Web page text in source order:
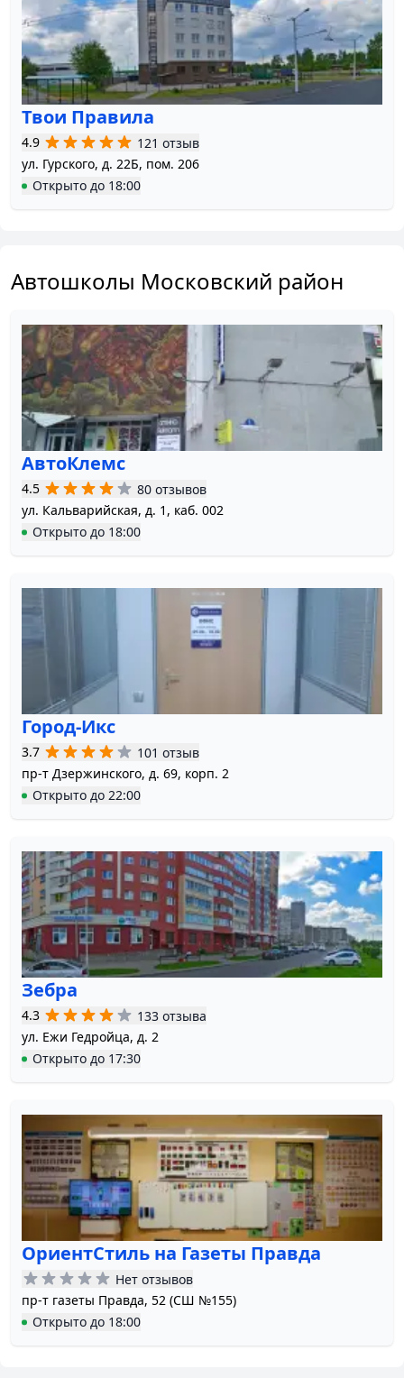
Твои Правила
4.9
121 отзыв
ул. Гурского, д. 22Б, пом. 206
Открыто до 18:00
Автошколы Московский район
АвтоКлемс
4.5
80 отзывов
ул. Кальварийская, д. 1, каб. 002
Открыто до 18:00
Город-Икс
3.7
101 отзыв
пр-т Дзержинского, д. 69, корп. 2
Открыто до 22:00
Зебра
4.3
133 отзыва
ул. Ежи Гедройца, д. 2
Открыто до 17:30
ОриентСтиль на Газеты Правда
Нет отзывов
пр-т газеты Правда, 52 (СШ №155)
Открыто до 18:00